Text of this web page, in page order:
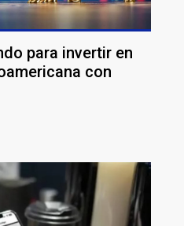
para invertir en
con